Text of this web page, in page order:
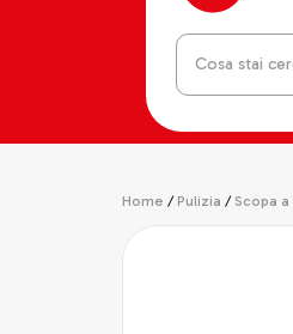
Home / Pulizia /Scopa a